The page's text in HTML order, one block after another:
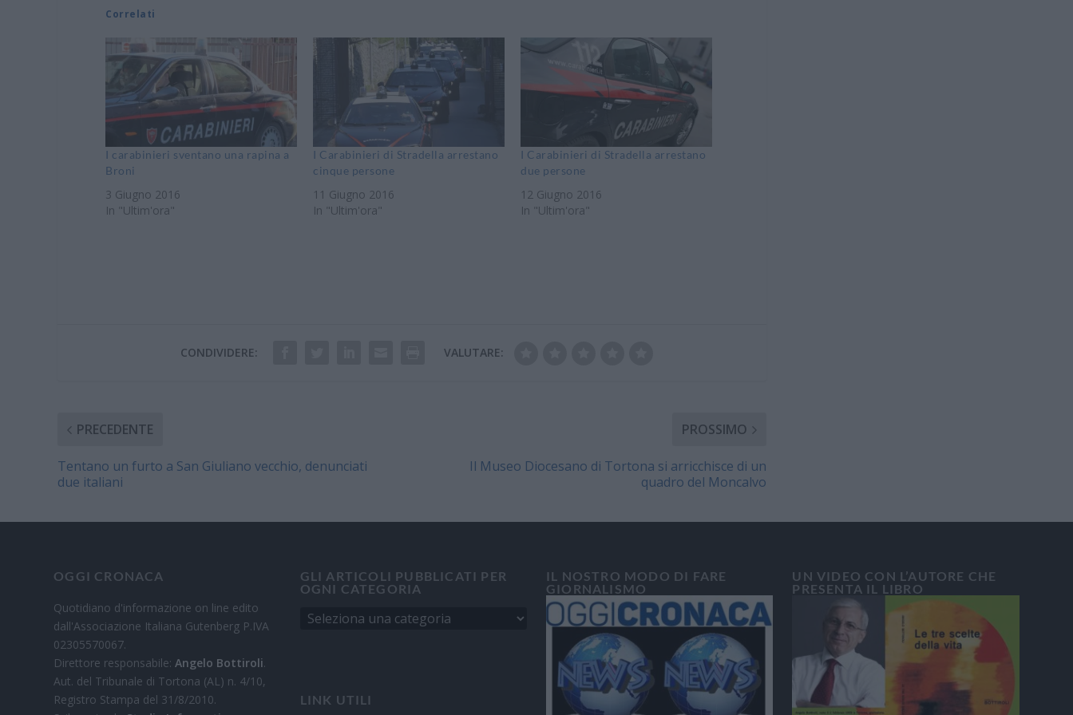
Correlati
I carabinieri sventano una rapina a
Broni
3 Giugno 2016
In "Ultim'ora"
I Carabinieri di Stradella arrestano
cinque persone
11 Giugno 2016
In "Ultim'ora"
I Carabinieri di Stradella arrestano
due persone
12 Giugno 2016
In "Ultim'ora"
CONDIVIDERE: VALUTARE:
PRECEDENTE
Tentano un furto a San Giuliano vecchio, denunciati
due italiani
PROSSIMO
Il Museo Diocesano di Tortona si arricchisce di un
quadro del Moncalvo
OGGI CRONACA
Quotidiano d'informazione on line edito
dall'Associazione Italiana Gutenberg P.IVA
02305570067.
Direttore responsabile:Angelo Bottiroli.
Aut. del Tribunale di Tortona (AL) n. 4/10,
Registro Stampa del 31/8/2010.
GLI ARTICOLI PUBBLICATI PER
OGNI CATEGORIA
LINK UTILI
IL NOSTRO MODO DI FARE
GIORNALISMO
UN VIDEO CON L’AUTORE CHE
PRESENTA IL LIBRO